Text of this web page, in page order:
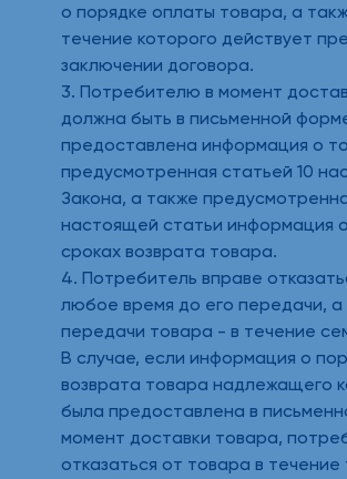
о порядке оплаты товара, а
течение которого действует
заключении договора.
3. Потребителю в момент
должна быть в письменной
предоставлена информация о
предусмотренная статьей 10
Закона, а также
настоящей статьи информация
сроках возврата товара.
4. Потребитель вправе
любое время до его передачи, а
передачи товара - в течение
В случае, если информация о
возврата товара надлежащего
была предоставлена в
момент доставки товара,
отказаться от товара в